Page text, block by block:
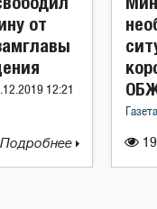
от
12:21
Подробнее